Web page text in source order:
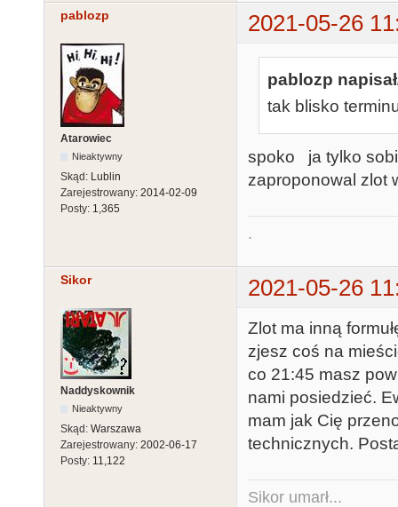
pablozp 2021-05-26
Atarowiec
Nieaktywny
Skąd: Lublin
Zarejestrowany: 2014-02-09
Posty: 1,365
pablozp
tak blisko
spoko ja tylko
zaproponowal zlot
.
Sikor 2021-05-26
Naddyskownik
Nieaktywny
Skąd: Warszawa
Zarejestrowany: 2002-06-17
Posty: 11,122
Zlot ma inną
zjesz coś na
co 21:45 masz
nami posiedzieć.
mam jak Cię
technicznych.
Sikor umarł...